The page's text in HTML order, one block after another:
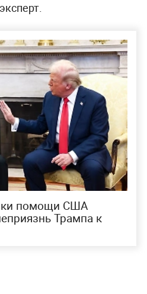
помощи США
Трампа к